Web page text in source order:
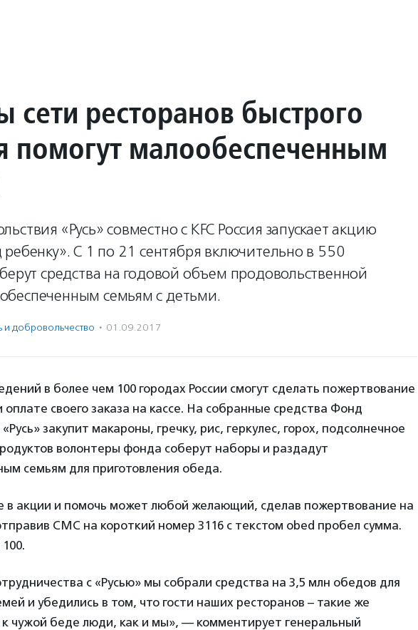
сети ресторанов быстрого
помогут малообеспеченным
«Русь» совместно с KFC Россия запускает акцию
С 1 по 21 сентября включительно в 550
средства на годовой объем продовольственной
семьям с детьми.
и доброволь­чест­во · 01.09.2017
в более чем 100 городах России смогут сделать пожертвование
оплате своего заказа на кассе. На собранные средства Фонд
закупит макароны, гречку, рис, геркулес, горох, подсолнечное
волонтеры фонда соберут наборы и раздадут
семьям для приготовления обеда.
в акции и помочь может любой желающий, сделав пожертвование на
СМС на короткий номер 3116 с текстом obed пробел сумма.
с «Русью» мы собрали средства на 3,5 млн обедов для
и убедились в том, что гости наших ресторанов – такие же
чужой беде люди, как и мы», — комментирует генеральный